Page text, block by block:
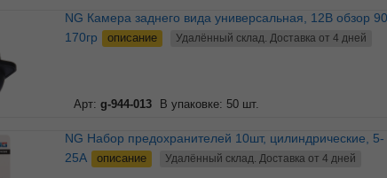
NG Камера заднего вида универсальная, 12В обзор 90-
170гр
описание Удалённый склад. Доставка от 4 дней
Арт: g-944-013 В упаковке: 50 шт.
NG Набор предохранителей 10шт, цилиндрические, 5-
25А
описание Удалённый склад. Доставка от 4 дней